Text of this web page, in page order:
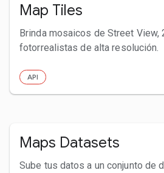
Map Tiles
Brinda mosaicos de Street View,
fotorrealistas de alta resolución.
API
Maps Datasets
Sube tus datos a un conjunto de